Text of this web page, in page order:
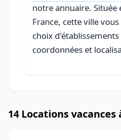
notre annuaire. Située
France, cette ville
choix d'établissements
coordonnées et
14 Locations vacances